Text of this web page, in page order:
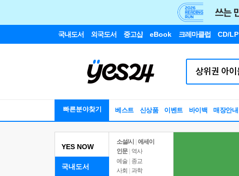
국내도서 외국도서 중고샵 eBook 크레마클럽 CD/LP
빠른분야찾기 베스트 신상품 이벤트 바이백 매장안내
YES NOW
국내도서
소설/시
에세이
인문
역사
예술 | 종교
사회 | 과학